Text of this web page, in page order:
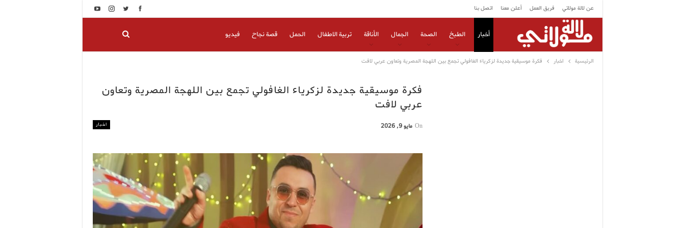
عن لالة مولاتي فريق العمل أعلن معنا اتصل بنا
أخبار الطبخ الصحة الجمال الأناقة تربية الاطفال الحمل قصة نجاح فيديو
الرئيسية اخبار فكرة موسيقية جديدة لزكرياء الغافولي تجمع بين اللهجة المصرية وتعاون عربي لافت
فكرة موسيقية جديدة لزكرياء الغافولي تجمع بين اللهجة المصرية وتعاون
عربي لافت
اخبار On مايو 9, 2026